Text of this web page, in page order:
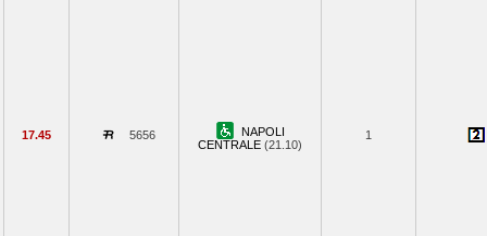
17.45 5656
NAPOLI
CENTRALE (21.10)
1